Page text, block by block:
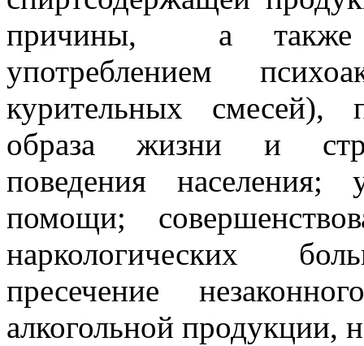
причины,
а также
употреблением
курительных смесей),
образа жизни и
поведения населения;
помощи;
наркологических
пресечение
алкогольной продукции,